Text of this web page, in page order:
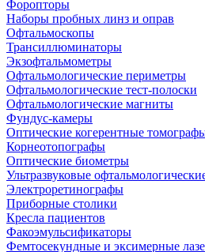
Форопторы
Наборы пробных линз и оправ
Офтальмоскопы
Трансиллюминаторы
Экзофтальмометры
Офтальмологические периметры
Офтальмологические тест-полоски
Офтальмологические магниты
Фундус-камеры
Оптические когерентные
Корнеотопографы
Оптические биометры
Ультразвуковые
Электроретинографы
Приборные столики
Кресла пациентов
Факоэмульсификаторы
Фемтосекундные и эксимерные